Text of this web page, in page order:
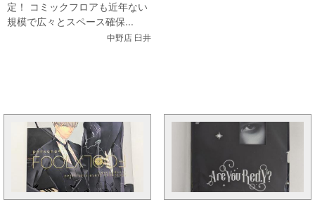
定！ コミックフロアも近年ない
規模で広々とスペース確保...
中野店 臼井